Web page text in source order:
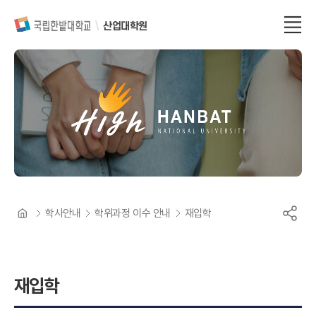
산업대학원
재입학
학사안내 학위과정 이수 안내 재입학